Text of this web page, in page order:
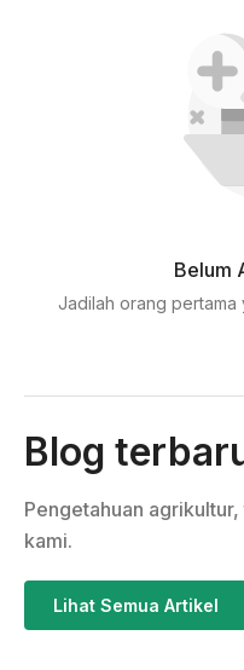
Belum
Jadilah orang
Blog
Pengetahuan
kami.
Lihat Semua Artikel